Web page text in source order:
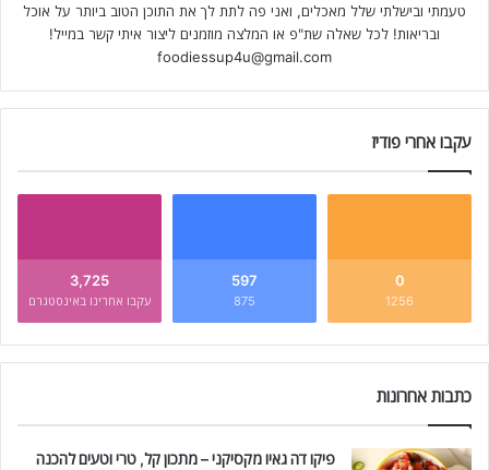
טעמתי ובישלתי שלל מאכלים, ואני פה לתת לך את התוכן הטוב ביותר על אוכל
ובריאות! לכל שאלה שת"פ או המלצה מוזמנים ליצור איתי קשר במייל!
foodiessup4u@gmail.com
עקבו אחרי פודיז
0
1256
597
875
3,725
עקבו אחרינו באינסטגרם
כתבות אחרונות
פיקו דה גאיו מקסיקני – מתכון קל, טרי וטעים להכנה